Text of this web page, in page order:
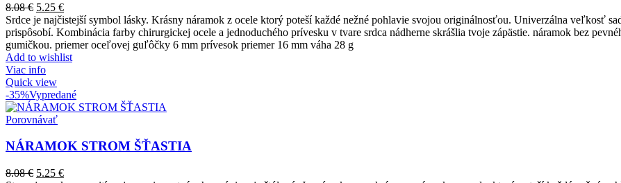
8.08€ 5.25 €
Srdce je najčistejší symbol lásky. Krásny náramok z ocele ktorý poteší každé nežné pohlavie svojou originálnosťou. Univerzálna veľkosť
prispôsobí. Kombinácia farby chirurgickej ocele a jednoduchého prívesku v tvare srdca nádherne skrášlia tvoje zápästie. náramok bez
gumičkou. priemer oceľovej guľôčky 6 mm prívesok priemer 16 mm váha 28 g
Add to wishlist
Viac info
Quick view
-35%Vypredané
Porovnávať
NÁRAMOK STROM ŠŤASTIA
8.08€ 5.25 €